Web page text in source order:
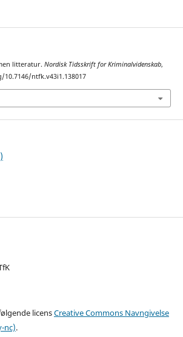
litteratur. Nordisk Tidsskrift for Kriminalvidenskab,
ntfk.v43i1.138017
licensCreative Commons Navngivelse
nc).